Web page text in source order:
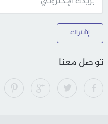
إشتراك
تواصل معنا